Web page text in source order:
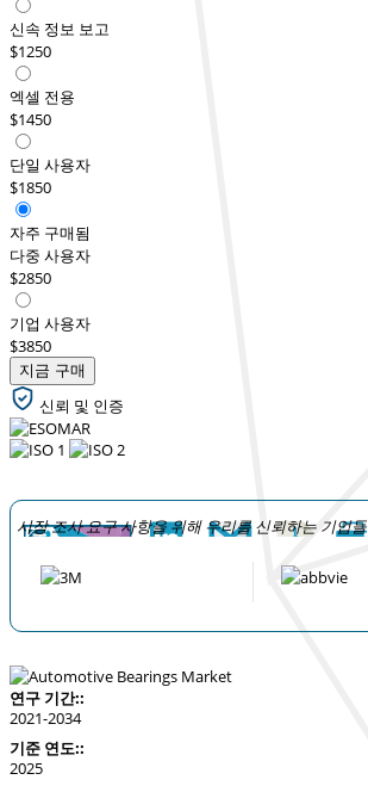
신속 정보 보고
$1250
엑셀 전용
$1450
단일 사용자
$1850
자주 구매됨
다중 사용자
$2850
기업 사용자
$3850
지금 구매
신뢰 및 인증
시장 조사 요구 사항을 위해 우리를 신뢰하는 기업들
연구 기간::
2021-2034
기준 연도::
2025